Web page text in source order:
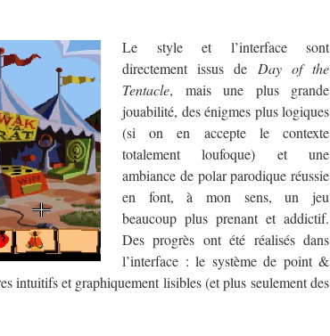
Le style et l’interface sont
directement issus de Day of the
Tentacle, mais une plus grande
jouabilité, des énigmes plus logiques
(si on en accepte le contexte
totalement loufoque) et une
ambiance de polar parodique réussie
en font, à mon sens, un jeu
beaucoup plus prenant et addictif.
Des progrès ont été réalisés dans
l’interface : le système de point &
intuitifs et graphiquement lisibles (et plus seulement des